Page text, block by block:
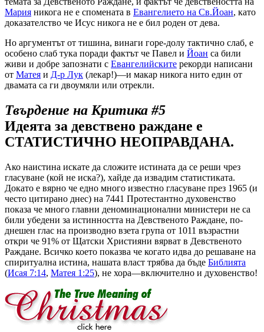
Мария никога не е спомената в Евангелието на Св.Йоан, като
доказателство че Исус никога не е бил роден от дева.
Но аргументът от тишина, винаги горе-долу тактично слаб, е
особено слаб тука поради фактът че Павел и Йоан са били
живи и добре запознати с Eвангелийските рекорди написани
от Матея и Д-р Лук (лекар!)—и макар никога нито един от
двамата са ги двоумяли или отрекли.
Твърдение на Критика #5
Идеята за девствено раждане е
СТАТИСТИЧНО НЕОПРАВДАНА.
Ако наистина искате да сложите истината да се реши чрез
гласуване (кой не иска?), хайде да извадим статистиката.
Докато е вярно че едно много известно гласуване през 1965 (и
често цитирано днес) на 7441 Протестантно духовенство
показа че много главни деноминационални министери не са
били убедени за истинността на Девственото Раждане, по-
днешен глас на производно взета група от 1011 възрастни
откри че 91% от Щатски Християни вярват в Девственото
Раждане. Всичко което показва че когато идва до решаване на
спиритуална истина, нашата власт трябва да бъде Библията
(Исая 7:14, Матея 1:25), не хора—включително и духовенство!